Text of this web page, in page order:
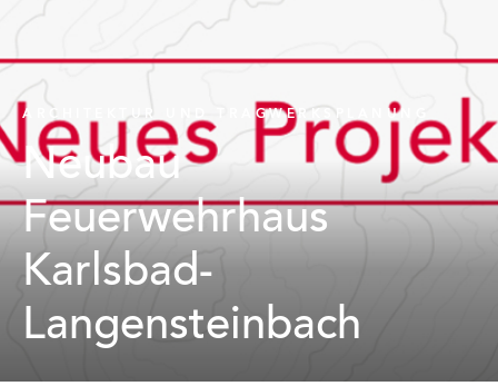
ARCHITEKTUR UND TRAGWERKSPLANUNG
Neubau
Feuerwehrhaus
Karlsbad-
Langensteinbach